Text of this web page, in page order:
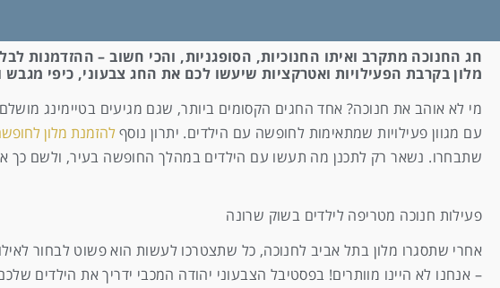
חג החנוכה מתקרב ואיתו החנוכיות, הסופגניות, והכי חשוב – ההזדמנות
מלון בקרבת הפעילויות ואטרקציות שיעשו לכם את החג צבעוני, כיפי
מי לא אוהב את חנוכה? אחד החגים הקסומים ביותר, שגם מגיעים בטיימינג
עם מגוון פעילויות שמתאימות לחופשה עם הילדים. יתרון נוסףלהזמנת מלון
שתבחרו. נשאר רק לתכנן מה תעשו עם הילדים במהלך החופשה בעיר, ולשם כך
פעילות חנוכה מטריפה לילדים בשוק שרונה
אחרי שתסגרו מלון בתל אביב לחנוכה, כל שתצטרכו לעשות הוא פשוט לבחור
– אנחנו לא היינו מוותרים! בפסטיבל הצבעוני יהודה המכבי ידריך את הילדים